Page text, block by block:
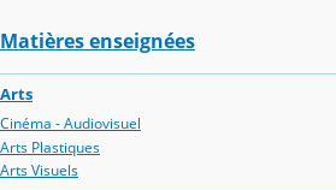
Matières enseignées
Arts
Cinéma - Audiovisuel
Arts Plastiques
Arts Visuels